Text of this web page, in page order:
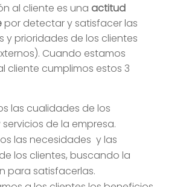
al cliente es una actitud
por detectar y satisfacer las
y prioridades de los clientes
Cuando estamos
cliente cumplimos estos 3
las cualidades de los
de la empresa.
las necesidades y las
los clientes, buscando la
para satisfacerlas.